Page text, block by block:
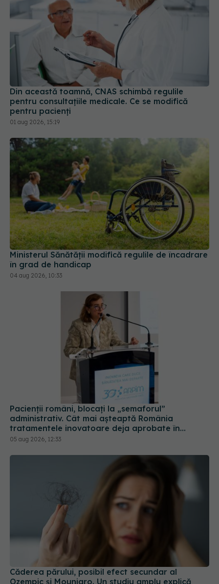
Din această toamnă, CNAS schimbă regulile
pentru consultațiile medicale. Ce se modifică
pentru pacienți
01 aug 2026, 15:19
Ministerul Sănătății modifică regulile de încadrare
în grad de handicap
04 aug 2026, 10:33
Pacienții români, blocați la „semaforul”
administrativ. Cât mai așteaptă România
tratamentele inovatoare deja aprobate în
Căderea părului, posibil efect secundar al
Ozempic și Mounjaro. Un studiu amplu explică
31 iul 2026, 12:58